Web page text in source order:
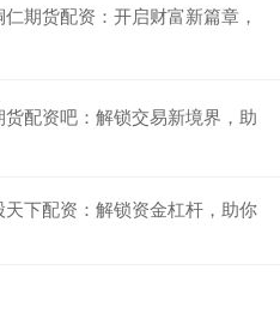
期货配资：开启财富新篇章，
配资吧：解锁交易新境界，助
天下配资：解锁资金杠杆，助你